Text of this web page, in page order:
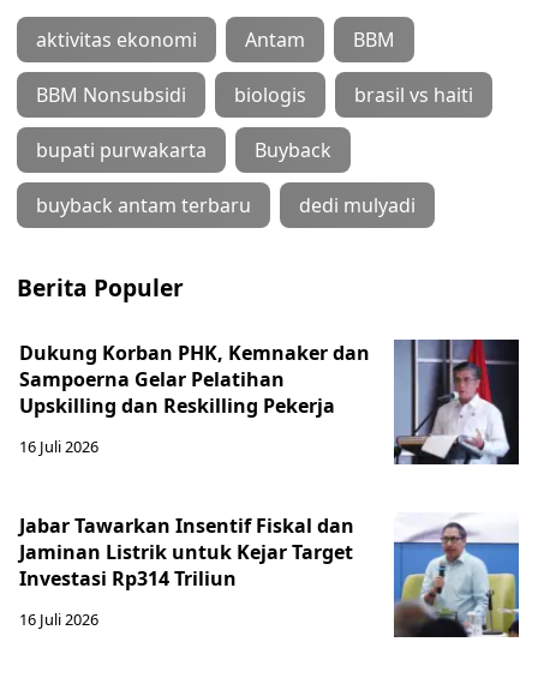
aktivitas ekonomi Antam BBM
BBM Nonsubsidi biologis brasil vs haiti
bupati purwakarta Buyback
buyback antam terbaru dedi mulyadi
Berita Populer
Dukung Korban PHK, Kemnaker dan
Sampoerna Gelar Pelatihan
Upskilling dan Reskilling Pekerja
16 Juli 2026
Jabar Tawarkan Insentif Fiskal dan
Jaminan Listrik untuk Kejar Target
Investasi Rp314 Triliun
16 Juli 2026